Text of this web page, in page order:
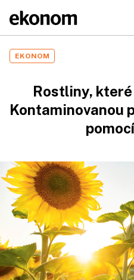
EKONOM
Rostliny,
Kontaminovanou